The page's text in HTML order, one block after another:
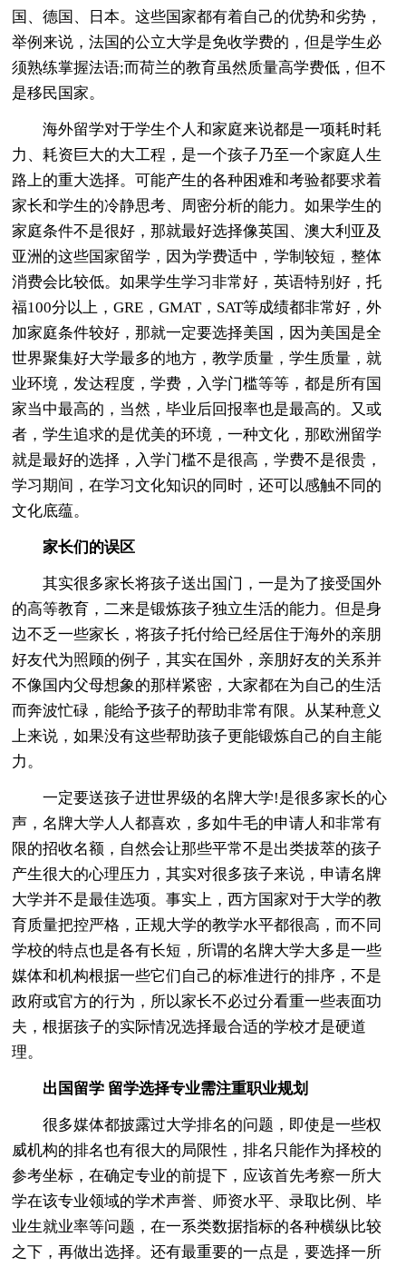
国、德国、日本。这些国家都有着自己的优势和劣势，
举例来说，法国的公立大学是免收学费的，但是学生必
须熟练掌握法语;而荷兰的教育虽然质量高学费低，但不
是移民国家。
海外留学对于学生个人和家庭来说都是一项耗时耗
力、耗资巨大的大工程，是一个孩子乃至一个家庭人生
路上的重大选择。可能产生的各种困难和考验都要求着
家长和学生的冷静思考、周密分析的能力。如果学生的
家庭条件不是很好，那就最好选择像英国、澳大利亚及
亚洲的这些国家留学，因为学费适中，学制较短，整体
消费会比较低。如果学生学习非常好，英语特别好，托
福100分以上，GRE，GMAT，SAT等成绩都非常好，外
加家庭条件较好，那就一定要选择美国，因为美国是全
世界聚集好大学最多的地方，教学质量，学生质量，就
业环境，发达程度，学费，入学门槛等等，都是所有国
家当中最高的，当然，毕业后回报率也是最高的。又或
者，学生追求的是优美的环境，一种文化，那欧洲留学
就是最好的选择，入学门槛不是很高，学费不是很贵，
学习期间，在学习文化知识的同时，还可以感触不同的
文化底蕴。
家长们的误区
其实很多家长将孩子送出国门，一是为了接受国外
的高等教育，二来是锻炼孩子独立生活的能力。但是身
边不乏一些家长，将孩子托付给已经居住于海外的亲朋
好友代为照顾的例子，其实在国外，亲朋好友的关系并
不像国内父母想象的那样紧密，大家都在为自己的生活
而奔波忙碌，能给予孩子的帮助非常有限。从某种意义
上来说，如果没有这些帮助孩子更能锻炼自己的自主能
力。
一定要送孩子进世界级的名牌大学!是很多家长的心
声，名牌大学人人都喜欢，多如牛毛的申请人和非常有
限的招收名额，自然会让那些平常不是出类拔萃的孩子
产生很大的心理压力，其实对很多孩子来说，申请名牌
大学并不是最佳选项。事实上，西方国家对于大学的教
育质量把控严格，正规大学的教学水平都很高，而不同
学校的特点也是各有长短，所谓的名牌大学大多是一些
媒体和机构根据一些它们自己的标准进行的排序，不是
政府或官方的行为，所以家长不必过分看重一些表面功
夫，根据孩子的实际情况选择最合适的学校才是硬道
理。
出国留学 留学选择专业需注重职业规划
很多媒体都披露过大学排名的问题，即使是一些权
威机构的排名也有很大的局限性，排名只能作为择校的
参考坐标，在确定专业的前提下，应该首先考察一所大
学在该专业领域的学术声誉、师资水平、录取比例、毕
业生就业率等问题，在一系类数据指标的各种横纵比较
之下，再做出选择。还有最重要的一点是，要选择一所